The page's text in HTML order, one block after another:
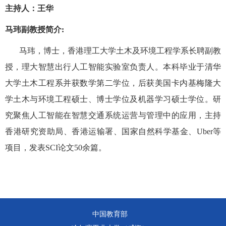
主持人： 王华
马玮副教授简介:
马玮，博士，香港理工大学土木及环境工程学系长聘副教
授，理大智慧出行人工智能实验室负责人。本科毕业于清华
大学土木工程系并获数学第二学位，后获美国卡内基梅隆大
学土木与环境工程硕士、博士学位及机器学习硕士学位。研
究聚焦人工智能在智慧交通系统运营与管理中的应用，主持
香港研究资助局、香港运输署、国家自然科学基金、Uber等
项目，发表SCI论文50余篇。
中国教育部